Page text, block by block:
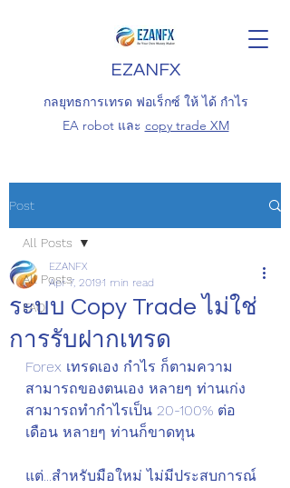
EZANFX
กลยุทธการเทรด ฟอเร็กซ์ ให้ ได้ กำไร
EA robot และ copy trade XM
Post
All Posts
FAQ
All Posts
ระบบ Copy Trade ไม่ใช่
การรับฝากเทรด
EZANFX
Apr 7, 20191 min read
Forex เทรดเอง กำไร ก็ตามความ
สามารถของตนเอง หลายๆ ท่านเก่ง
สามารถทำกำไรเป็น 20-100% ต่อ
เดือน หลายๆ ท่านก็ขาดทุน
แต่...สำหรับมือใหม่ ไม่มีประสบการณ์